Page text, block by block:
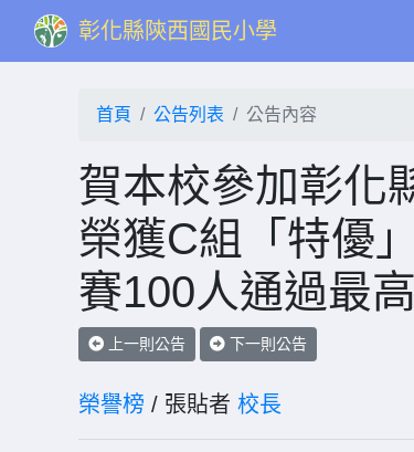
彰化縣陝西國民小學
首頁 公告列表 公告內容
賀本校參加彰化
榮獲C組「特優
賽100人通過最
上一則公告 下一則公告
榮譽榜 / 張貼者 校長